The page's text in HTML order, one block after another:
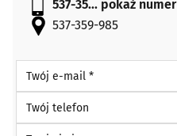
537-35... pokaż numer
537-359-985